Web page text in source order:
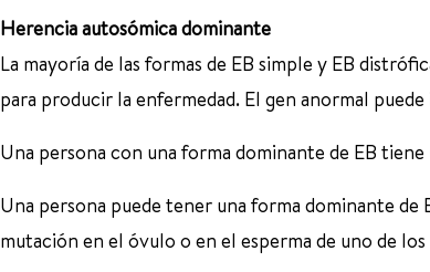
Herencia autosómica dominante
La mayoría de las formas de EB simple y EB
para producir la enfermedad. El gen anormal
Una persona con una forma dominante de EB
Una persona puede tener una forma dominante
mutación en el óvulo o en el esperma de uno de los